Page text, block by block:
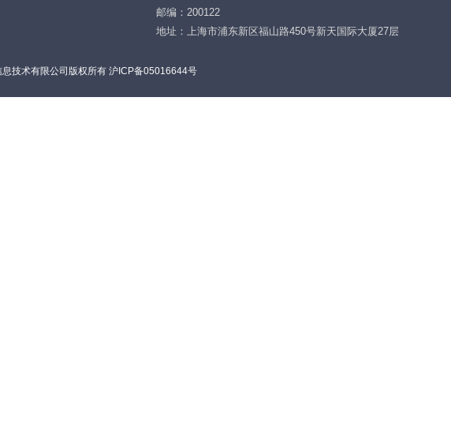
邮编：200122
地址：上海市浦东新区福山路450号新天国际大厦27层
技术有限公司版权所有 沪ICP备05016644号